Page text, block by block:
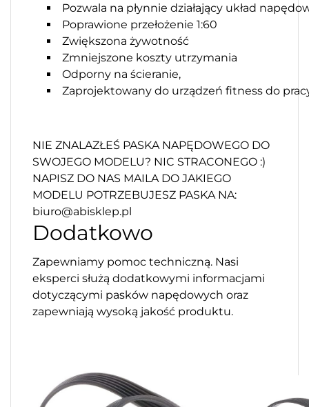
Pozwala na płynnie działający układ
Poprawione przełożenie 1:60
Zwiększona żywotność
Zmniejszone koszty utrzymania
Odporny na ścieranie,
Zaprojektowany do urządzeń fitness do
NIE ZNALAZŁEŚ PASKA NAPĘDOWEGO DO
SWOJEGO MODELU? NIC STRACONEGO :)
NAPISZ DO NAS MAILA DO JAKIEGO
MODELU POTRZEBUJESZ PASKA NA:
biuro@abisklep.pl
Dodatkowo
Zapewniamy pomoc techniczną. Nasi
eksperci służą dodatkowymi informacjami
dotyczącymi pasków napędowych oraz
zapewniają wysoką jakość produktu.